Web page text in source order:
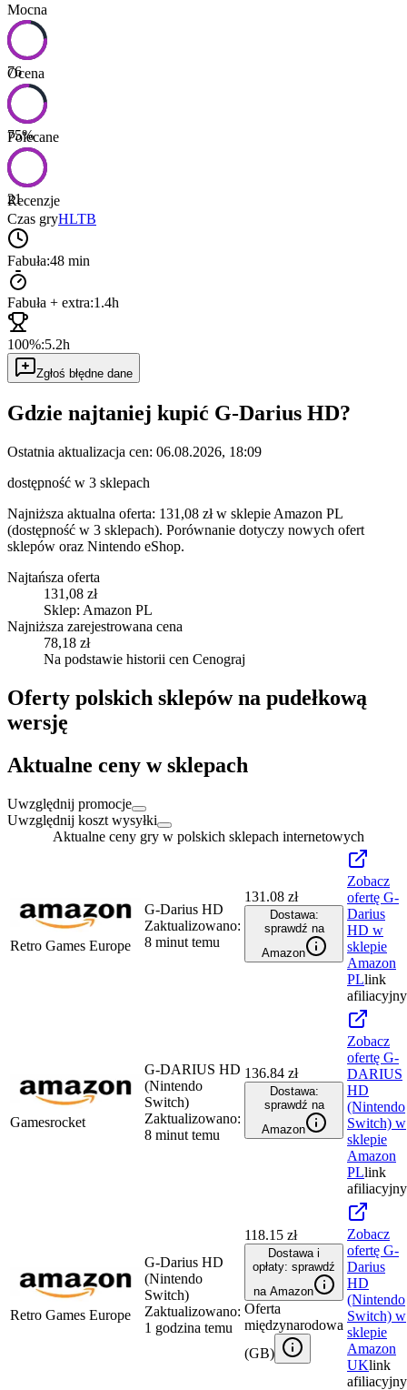
Mocna
76
Ocena
75%
Polecane
21
Recenzje
Czas gryHLTB
Fabuła:48 min
Fabuła + extra:1.4h
100%:5.2h
Zgłoś błędne dane
Gdzie najtaniej kupić G-Darius HD?
Ostatnia aktualizacja cen: 06.08.2026, 18:09
dostępność w 3 sklepach
Najniższa aktualna oferta: 131,08 zł w sklepie Amazon PL
(dostępność w 3 sklepach). Porównanie dotyczy nowych ofert
sklepów oraz Nintendo eShop.
Najtańsza oferta
131,08 zł
Sklep: Amazon PL
Najniższa zarejestrowana cena
78,18 zł
Na podstawie historii cen Cenograj
Oferty polskich sklepów na pudełkową
wersję
Aktualne ceny w sklepach
Uwzględnij promocje
Uwzględnij koszt wysyłki
Aktualne ceny gry w polskich sklepach internetowych
Retro Games Europe
G-Darius HD
Zaktualizowano:
8 minut temu
131.08 zł
Dostawa:
sprawdź na
Amazon
Zobacz
ofertę G-
Darius
HD w
sklepie
Amazon
PLlink
afiliacyjny
Gamesrocket
G-DARIUS HD
(Nintendo
Switch)
Zaktualizowano:
8 minut temu
136.84 zł
Dostawa:
sprawdź na
Amazon
Zobacz
ofertę G-
DARIUS
HD
(Nintendo
Switch) w
sklepie
Amazon
PLlink
afiliacyjny
Retro Games Europe
G-Darius HD
(Nintendo
Switch)
Zaktualizowano:
1 godzina temu
118.15 zł
Dostawa i
opłaty: sprawdź
na Amazon
Oferta
międzynarodowa
(GB)
Zobacz
ofertę G-
Darius
HD
(Nintendo
Switch) w
sklepie
Amazon
UKlink
afiliacyjny